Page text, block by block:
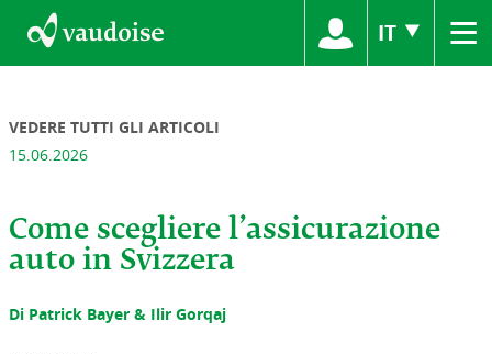
IT ≡
VEDERE TUTTI GLI ARTICOLI
15.06.2026
Come scegliere l’assicurazione
auto in Svizzera
Di Patrick Bayer & Ilir Gorqaj